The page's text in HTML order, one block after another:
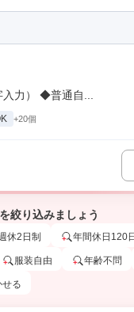
力） ◆普通自...
+20個
絞り込みましょう
休2日制 年間休日120
服装自由 年齢不問
る